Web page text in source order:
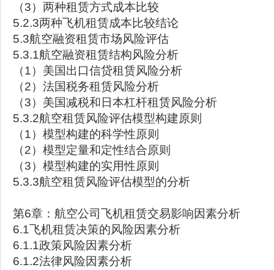
（3）两种租赁方式成本比较
5.2.3两种飞机租赁成本比较结论
5.3航空融资租赁市场风险评估
5.3.1航空融资租赁结构风险分析
（1）美国出口信贷租赁风险分析
（2）法国税务租赁风险分析
（3）美国减税和日本杠杆租赁风险分析
5.3.2航空租赁风险评估模型构建原则
（1）模型构建的科学性原则
（2）模型定量和定性结合原则
（3）模型构建的实用性原则
5.3.3航空租赁风险评估模型的分析
第6章：航空公司飞机租赁交易影响因素分析
6.1飞机租赁决策的风险因素分析
6.1.1政策风险因素分析
6.1.2法律风险因素分析